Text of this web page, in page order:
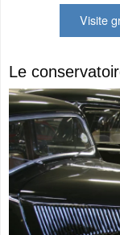
Visite
Le